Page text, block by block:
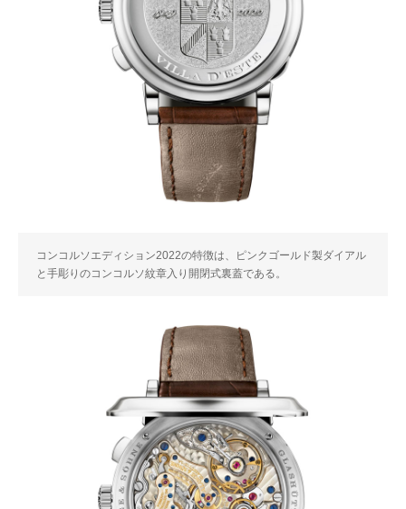
コンコルソエディション2022の特徴は、ピンクゴールド製ダイアル
と手彫りのコンコルソ紋章入り開閉式裏蓋である。